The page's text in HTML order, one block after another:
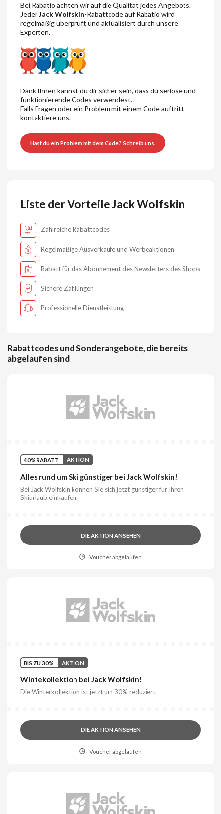
Bei Rabatio achten wir auf die Qualität jedes Angebots.
JederJack Wolfskin-Rabattcode auf Rabatio wird
regelmäßig überprüft und aktualisiert durch unsere
Experten.
Dank Ihnen kannst du dir sicher sein, dass du seriöse und
funktionierende Codes verwendest.
Falls Fragen oder ein Problem mit einem Code auftritt –
kontaktiere uns.
Hast du ein Problem mit dem Code? Schreib uns.
Liste der Vorteile Jack Wolfskin
Zahlreiche Rabattcodes
Regelmäßige Ausverkäufe und Werbeaktionen
Rabatt für das Abonnement des Newsletters des Shops
Sichere Zahlungen
Professionelle Dienstleistung
Rabattcodes und Sonderangebote, die bereits
abgelaufen sind
40% RABATT AKTION
Alles rund um Ski günstiger bei Jack Wolfskin!
Bei Jack Wolfskin können Sie sich jetzt günstiger für Ihren
Skiurlaub einkaufen.
DIE AKTION ANSEHEN
Voucher abgelaufen
BIS ZU 30% AKTION
Wintekollektion bei Jack Wolfskin!
Die Winterkollektion ist jetzt um 30% reduziert.
DIE AKTION ANSEHEN
Voucher abgelaufen